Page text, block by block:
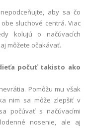
aby sa čo
sluchové centrá. Viac
kolujú o načúvacích
môžete očakávať.
počuť takisto ako
Pomôžu mu však
nim sa môže zlepšiť v
počúvať s načúvacími
nosenie, ale aj